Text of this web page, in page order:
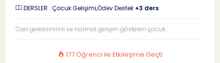
DERSLER : Çocuk Gelişimi,Ödev Destek +3 ders
Özel gereksinimli ve normal gelişim gösteren çocuk...
177 Öğrenci ile Etkileşime Geçti